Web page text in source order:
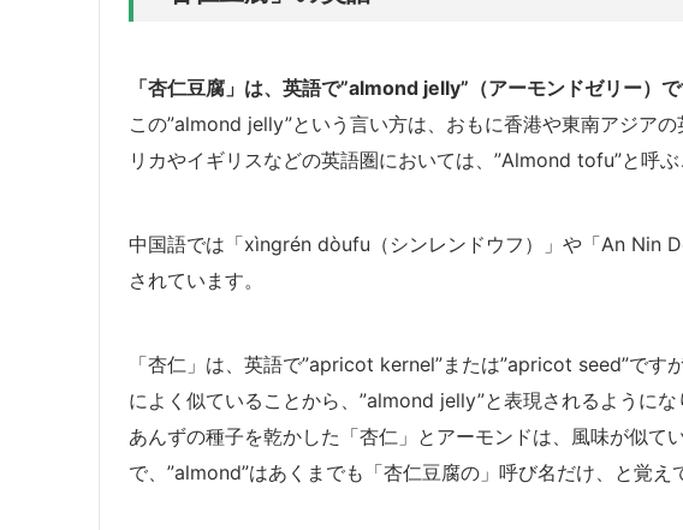
「杏仁豆腐」は、英語で”almond jelly”（アーモンドゼリー）で
この”almond jelly”という言い方は、おもに香港や東南アジア
リカやイギリスなどの英語圏においては、”Almond tofu”と呼ぶ
中国語では「xìngrén dòufu（シンレンドウフ）」や「An Nin
されています。
「杏仁」は、英語で”apricot kernel”または”apricot seed”です
によく似ていることから、”almond jelly”と表現されるようにな
あんずの種子を乾かした「杏仁」とアーモンドは、風味が似て
で、”almond”はあくまでも「杏仁豆腐の」呼び名だけ、と覚え